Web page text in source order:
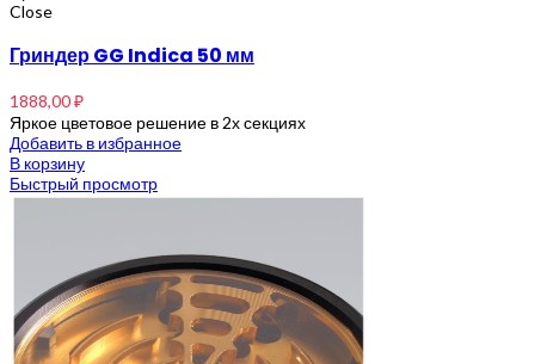
Close
Гриндер GG Indica 50 мм
1888,00₽
Яркое цветовое решение в 2х секциях
Добавить в избранное
В корзину
Быстрый просмотр